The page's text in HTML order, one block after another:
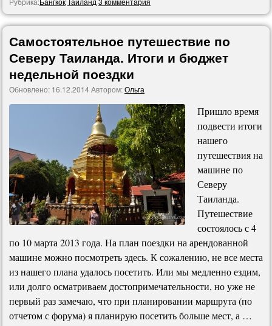
Самостоятельное путешествие по
Северу Таиланда. Итоги и бюджет
недельной поездки
Обновлено: 16.12.2014Автором:Ольга
Пришло время
подвести итоги
нашего
путешествия на
машине по
Северу
Таиланда.
Путешествие
состоялось с 4
по 10 марта 2013 года. На план поездки на арендованной
машине можно посмотреть здесь. К сожалению, не все места
из нашего плана удалось посетить. Или мы медленно ездим,
или долго осматриваем достопримечательности, но уже не
первый раз замечаю, что при планировании маршрута (по
отчетом с форума) я планирую посетить больше мест, а …